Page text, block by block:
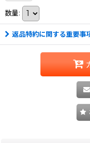
数量:
返品特約に関する重要事